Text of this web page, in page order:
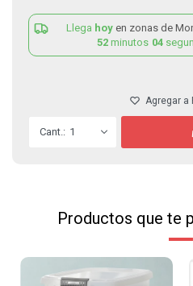
Llega hoy en zonas de
52 minutos 04
1
Productos que te